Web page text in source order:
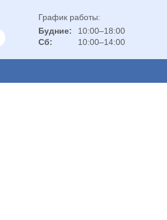
График работы:
Будние:
10:00–18:00
Сб:
10:00–14:00